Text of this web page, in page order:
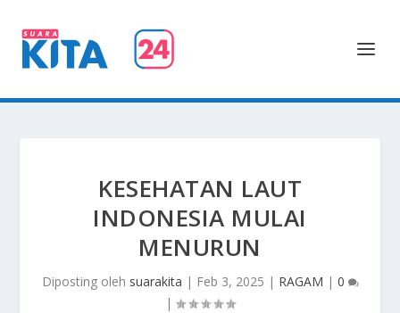
KESEHATAN LAUT
INDONESIA MULAI
MENURUN
Diposting oleh suarakita | Feb 3, 2025 | RAGAM | 0
|